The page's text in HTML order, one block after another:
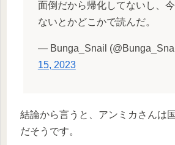
面倒だから帰化してないし、
ないとかどこかで読んだ。
— Bunga_Snail
15, 2023
結論から言うと、アンミカさんは
だそうです。